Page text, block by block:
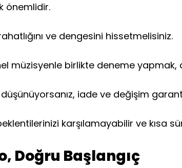
önemlidir.
ve dengesini hissetmelisiniz.
müzisyenle birlikte deneme yapmak,
iade ve değişim
karşılamayabilir ve kısa
Doğru Başlangıç